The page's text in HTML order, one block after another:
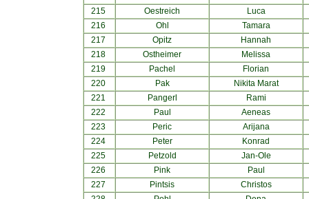
215
Oestreich
Luca
216
Ohl
Tamara
217
Opitz
Hannah
218
Ostheimer
Melissa
219
Pachel
Florian
220
Pak
Nikita Marat
221
Pangerl
Rami
222
Paul
Aeneas
223
Peric
Arijana
224
Peter
Konrad
225
Petzold
Jan-Ole
226
Pink
Paul
227
Pintsis
Christos